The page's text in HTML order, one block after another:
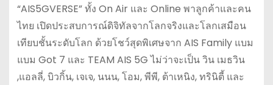
“AIS5GVERSE” ทั้ง On Air และ Online พาลูกค้าและคน
ไทย เปิดประสบการณ์ดิจิทัลจากโลกจริงและโลกเสมือน
เทียบชั้นระดับโลก ด้วยโชว์สุดพิเศษจาก AIS Family แบม
แบม Got 7 และ TEAM AIS 5G ไม่ว่าจะเป็น วิน เมธวิน
,แอลลี่, บิวกิ้น, เจเจ, นนน, โอม, พีพี, ต้าเหนิง, ทรินิตี้ และ